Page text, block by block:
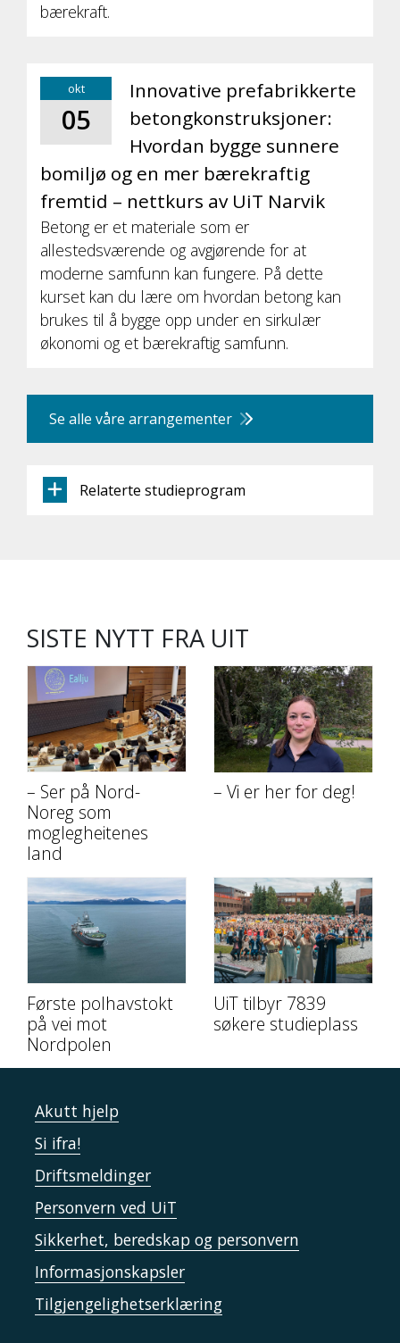
bærekraft.
okt
05
Innovative prefabrikkerte
betongkonstruksjoner:
Hvordan bygge sunnere
bomiljø og en mer bærekraftig
fremtid – nettkurs av UiT Narvik
Betong er et materiale som er
allestedsværende og avgjørende for at
moderne samfunn kan fungere. På dette
kurset kan du lære om hvordan betong kan
brukes til å bygge opp under en sirkulær
økonomi og et bærekraftig samfunn.
Se alle våre arrangementer
Relaterte studieprogram
SISTE NYTT FRA UIT
– Ser på Nord-
Noreg som
moglegheitenes
land
– Vi er her for deg!
Første polhavstokt
på vei mot
Nordpolen
UiT tilbyr 7839
søkere studieplass
Akutt hjelp
Si ifra!
Driftsmeldinger
Personvern ved UiT
Sikkerhet, beredskap og personvern
Informasjonskapsler
Tilgjengelighetserklæring